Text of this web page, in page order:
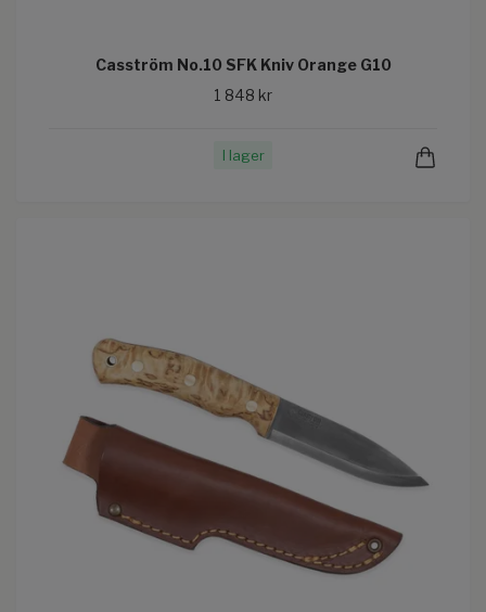
Casström No.10 SFK Kniv Orange G10
1 848 kr
I lager